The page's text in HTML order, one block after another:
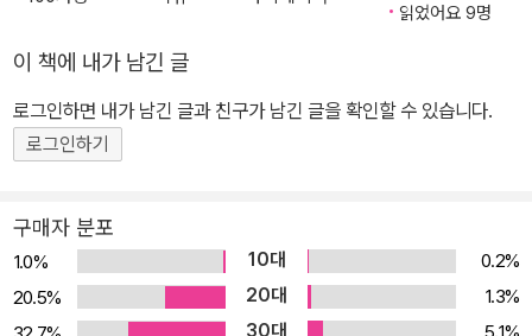
카메라가 돌아가면 어떨지. 재미있겠다. 그 혹은 그들은 자신의 모습
도록 일침을 가하고 싶었다. 그 덕에 극장까지 청정해진다면 더 좋고.
모처럼 새로운 일을 도모할 때의 에너지가 샘솟았다. _55쪽 처참한
까봐 초조해하던 혜나는 이 아이디어를 실현시켜, ‘고태경’을 조롱하
는 동시에 자신의 인생을 바꿀 ‘원찬스’로 삼고자 열의를 불태운다. G
V 빌런 고태경은 알고 보니 혜나에게 영화감독의 꿈을 심어준 1990
년대 멜로 영화 <초록 사과>의 조감독 출신이다. 어쩌면 자신이 좋아
읽었어요 9명
이 책에 내가 남긴 글
로그인하면 내가 남긴 글과 친구가 남긴 글을 확인할 수 있습니다.
로그인하기
구매자 분포
1.0% 10대
0.2%
20.5%
20대
1.3%
30대